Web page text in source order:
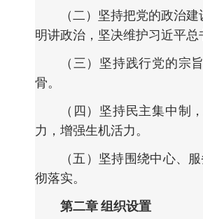
（二）坚持把党的政治
明讲政治，坚决维护习近平
（三）坚持践行党的宗
骨。
（四）坚持民主集中制
力，增强生机活力。
（五）坚持围绕中心、
彻落实。
第二章 组织设置